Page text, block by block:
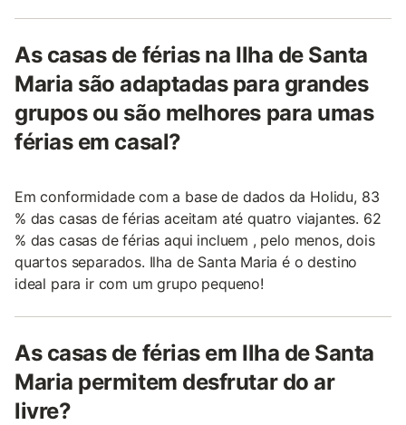
As casas de férias na Ilha de Santa
Maria são adaptadas para grandes
grupos ou são melhores para umas
férias em casal?
Em conformidade com a base de dados da Holidu, 83
% das casas de férias aceitam até quatro viajantes. 62
% das casas de férias aqui incluem , pelo menos, dois
quartos separados. Ilha de Santa Maria é o destino
ideal para ir com um grupo pequeno!
As casas de férias em Ilha de Santa
Maria permitem desfrutar do ar
livre?